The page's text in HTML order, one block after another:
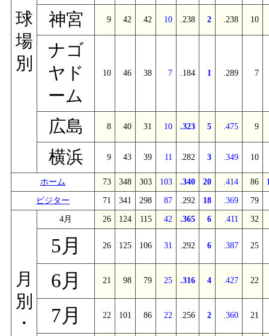
球
場
別
神宮 9 42 42 10 .238 2 .238 10
ナゴ
ヤド
ーム
10 46 38 7 .184 1 .289 7
広島 8 40 31 10 .323 5 .475 9
横浜 9 43 39 11 .282 3 .349 10
ホーム 73 348 303 103 .340 20 .414 86
ビジター 71 341 298 87 .292 18 .369 79
月
別
･
4月 26 124 115 42 .365 6 .411 32
5月 26 125 106 31 .292 6 .387 25
6月 21 98 79 25 .316 4 .427 22
7月 22 101 86 22 .256 2 .360 21